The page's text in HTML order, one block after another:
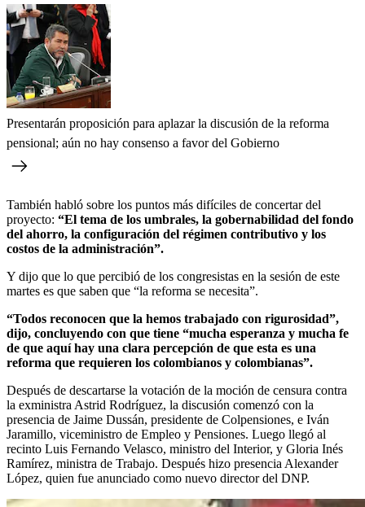
Presentarán proposición para aplazar la discusión de la reforma
pensional; aún no hay consenso a favor del Gobierno
También habló sobre los puntos más difíciles de concertar del
proyecto: “El tema de los umbrales, la gobernabilidad del fondo
del ahorro, la configuración del régimen contributivo y los
costos de la administración”.
Y dijo que lo que percibió de los congresistas en la sesión de este
martes es que saben que “la reforma se necesita”.
“Todos reconocen que la hemos trabajado con rigurosidad”,
dijo, concluyendo con que tiene “mucha esperanza y mucha fe
de que aquí hay una clara percepción de que esta es una
reforma que requieren los colombianos y colombianas”.
Después de descartarse la votación de la moción de censura contra
la exministra Astrid Rodríguez, la discusión comenzó con la
presencia de Jaime Dussán, presidente de Colpensiones, e Iván
Jaramillo, viceministro de Empleo y Pensiones. Luego llegó al
recinto Luis Fernando Velasco, ministro del Interior, y Gloria Inés
Ramírez, ministra de Trabajo. Después hizo presencia Alexander
López, quien fue anunciado como nuevo director del DNP.